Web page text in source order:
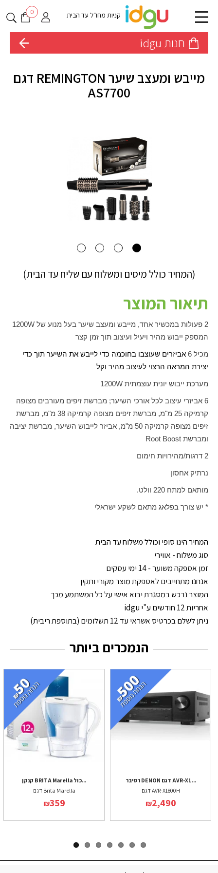
קניות מחו״ל עד הבית 0
חנות idgu
מייבש ומעצב שיער REMINGTON דגם
AS7700
(המחיר כולל מיסים ומשלוח עם שליח עד הבית)
תיאור המוצר
2 פעולות במכשיר אחד, מייבש ומעצב שיער בעל מנוע של W
1200
המספק ייבוש מהיר ויעיל ועיצוב תוך זמן קצר
מכיל 6 אביזרים שעוצבו בחוכמה כדי לייבש את השיער תוך כדי
יצירת המראה הרצוי לעיצוב מהיר וקל
מערכת ייבוש יונית עוצמתית W
1200
6 אביזרי עיצוב לכל אורכי השיער; מברשת זיפים מעורבים מצופה
קרמיקה 25 מ"מ, מברשת זיפים מצופה קרמיקה 38 מ"מ, מברשת
זיפים מצופה קרמיקה 50 מ"מ, אביזר לייבוש השיער, מברשת יציבה
ומברשת Root Boost
2 דרגות/מהירויות חימום
נרתיק אחסון
מותאם למתח 220 וולט.
* יש צורך בפלאג מתאם לשקע ישראלי
המחיר הינו סופי וכולל משלוח עד הבית
סוג משלוח - אווירי
זמן אספקה משוער - 14 ימי עסקים
אנחנו מתחייבים לאספקת מוצר מקורי ותקין
המוצר נרכש במסגרת יבוא אישי על כל המשתמע מכך
אחריות 12 חודשים ע"י idgu
ניתן לשלם בכרטיס אשראי עד 12 תשלומים (בתוספת ריבית)
הנמכרים ביותר
קנקן BRITA Marella כול...
דגם Brita Marella
₪359
רסיבר DENON דגם AVR-X1...
דגם AVR-X1800H
₪2,490